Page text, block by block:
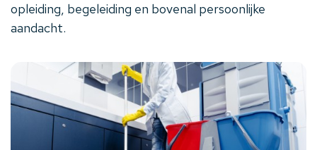
opleiding, begeleiding en bovenal persoonlijke
aandacht.